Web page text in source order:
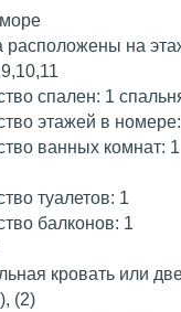
расположены на
спален: 1
этажей в
ванных комнат: 1
туалетов: 1
балконов: 1
кровать или
(2)